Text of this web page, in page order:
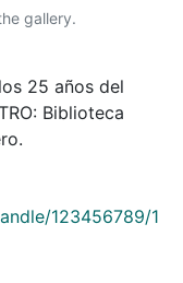
gallery.
25 años del
Biblioteca
123456789/1